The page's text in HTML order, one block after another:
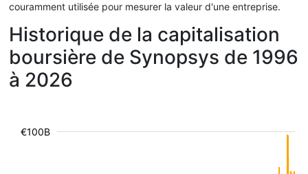
couramment utilisée pour mesurer la valeur d'une entreprise.
Historique de la capitalisation
boursière de Synopsys de 1996
à 2026
€100B